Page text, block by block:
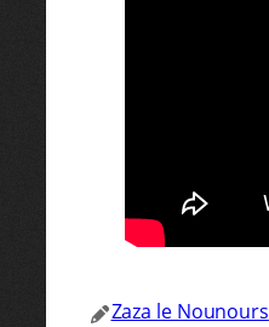
Zaza le Nounours